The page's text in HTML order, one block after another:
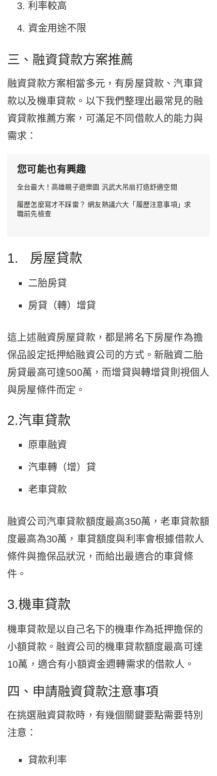
利率較高
資金用途不限
三、融資貸款方案推薦
融資貸款方案相當多元，有房屋貸款、汽車貸
款以及機車貸款。以下我們整理出最常見的融
資貸款推薦方案，可滿足不同借款人的能力與
需求：
您可能也有興趣
全台最大！高雄親子遊樂園 汎武大吊扇打造舒適空間
履歷怎麼寫才不踩雷？ 網友熱議六大「履歷注意事項」求
職前先檢查
1. 房屋貸款
二胎房貸
房貸（轉）增貸
這上述融資房屋貸款，都是將名下房屋作為擔
保品設定抵押給融資公司的方式。新融資二胎
房貸最高可達500萬，而增貸與轉增貸則視個人
與房屋條件而定。
2.汽車貸款
原車融資
汽車轉（增）貸
老車貸款
融資公司汽車貸款額度最高350萬，老車貸款額
度最高為30萬，車貸額度與利率會根據借款人
條件與擔保品狀況，而給出最適合的車貸條
件。
3.機車貸款
機車貸款是以自己名下的機車作為抵押擔保的
小額貸款。融資公司的機車貸款額度最高可達
10萬，適合有小額資金週轉需求的借款人。
四、申請融資貸款注意事項
在挑選融資貸款時，有幾個關鍵要點需要特別
注意：
貸款利率